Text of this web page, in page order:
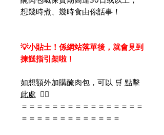
想幾時煮、幾時食由你話事！
💡小貼士！係網站落單後，就會見到
揀餸指引架啦！
如想額外加購醃肉包，可以 🛒 點擊
此處 👈🏻
＝＝＝＝＝＝＝＝＝＝＝＝＝＝＝＝
＝＝＝＝＝＝＝＝＝＝＝＝＝